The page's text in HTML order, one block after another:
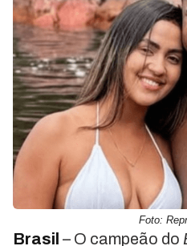
Foto:
Brasil – O campeão do